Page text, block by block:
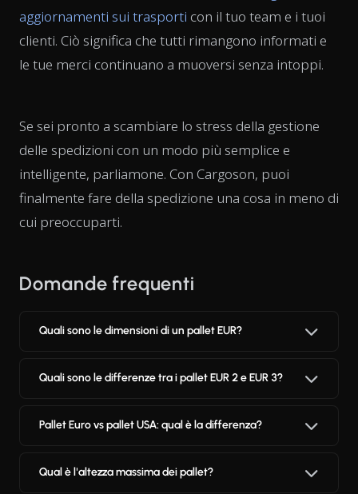
aggiornamenti sui trasporti con il tuo team e i tuoi
clienti. Ciò significa che tutti rimangono informati e
le tue merci continuano a muoversi senza intoppi.
Se sei pronto a scambiare lo stress della gestione
delle spedizioni con un modo più semplice e
intelligente, parliamone. Con Cargoson, puoi
finalmente fare della spedizione una cosa in meno di
cui preoccuparti.
Domande frequenti
Quali sono le dimensioni di un pallet EUR?
Quali sono le differenze tra i pallet EUR 2 e EUR 3?
Pallet Euro vs pallet USA: qual è la differenza?
Qual è l'altezza massima dei pallet?